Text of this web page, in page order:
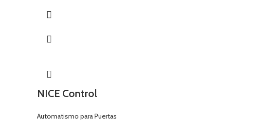
NICE Control
Automatismo para Puertas